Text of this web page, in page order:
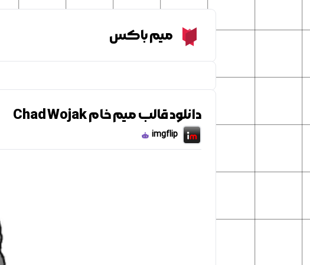
Meme Boxمیم باکس
دانلود قالب میم خام Chad Wojak
imgflip